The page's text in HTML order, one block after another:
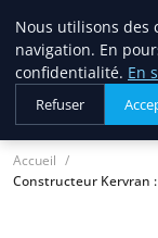
BUSINESS INSIGHTS
Accueil
Constructeur Kervran
Nous utilisons des
navigation. En
confidentialité. En
Refuser